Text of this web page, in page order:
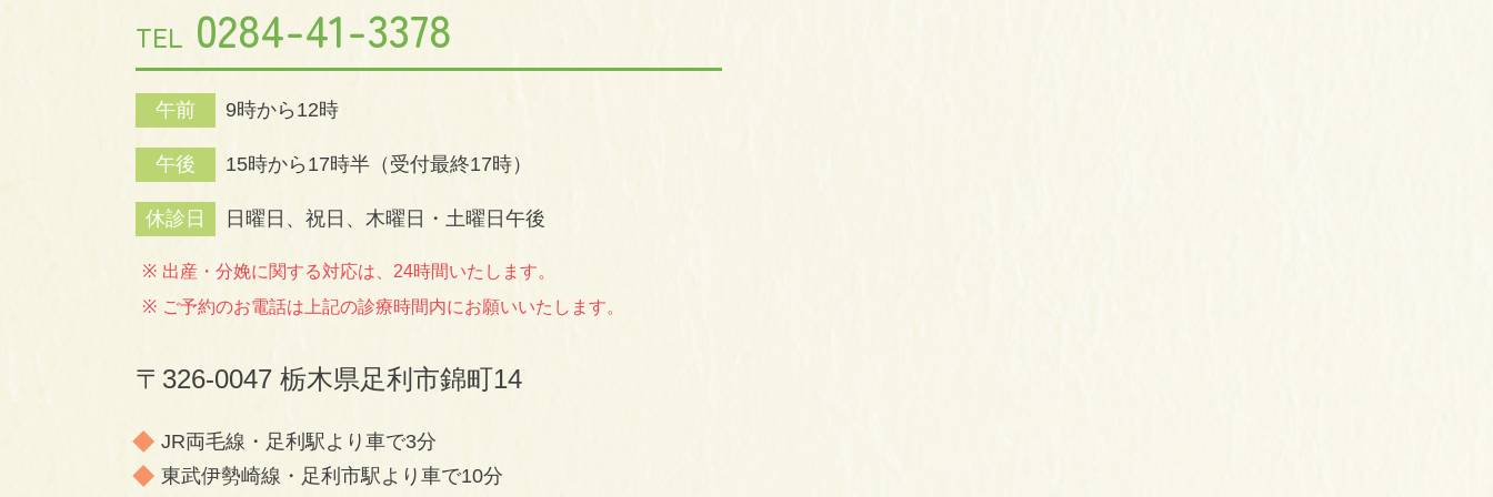
TEL 0284-41-3378
午前 9時から12時
午後 15時から17時半 （受付最終17時）
休診日 日曜日、祝日、 木曜日・土曜日午後
出産・分娩に関する対応は、24時間いたします。
ご予約のお電話は上記の診療時間内にお願いいたします。
〒326-0047 栃木県足利市錦町14
JR両毛線・足利駅より車で3分
東武伊勢崎線・足利市駅より車で10分